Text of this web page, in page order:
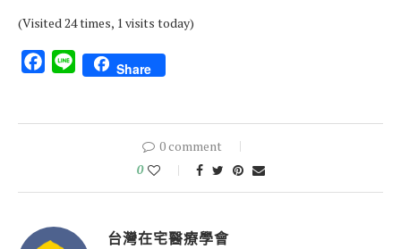
(Visited 24 times, 1 visits today)
Facebook
Line Share
0 comment
0
台灣在宅醫療學會